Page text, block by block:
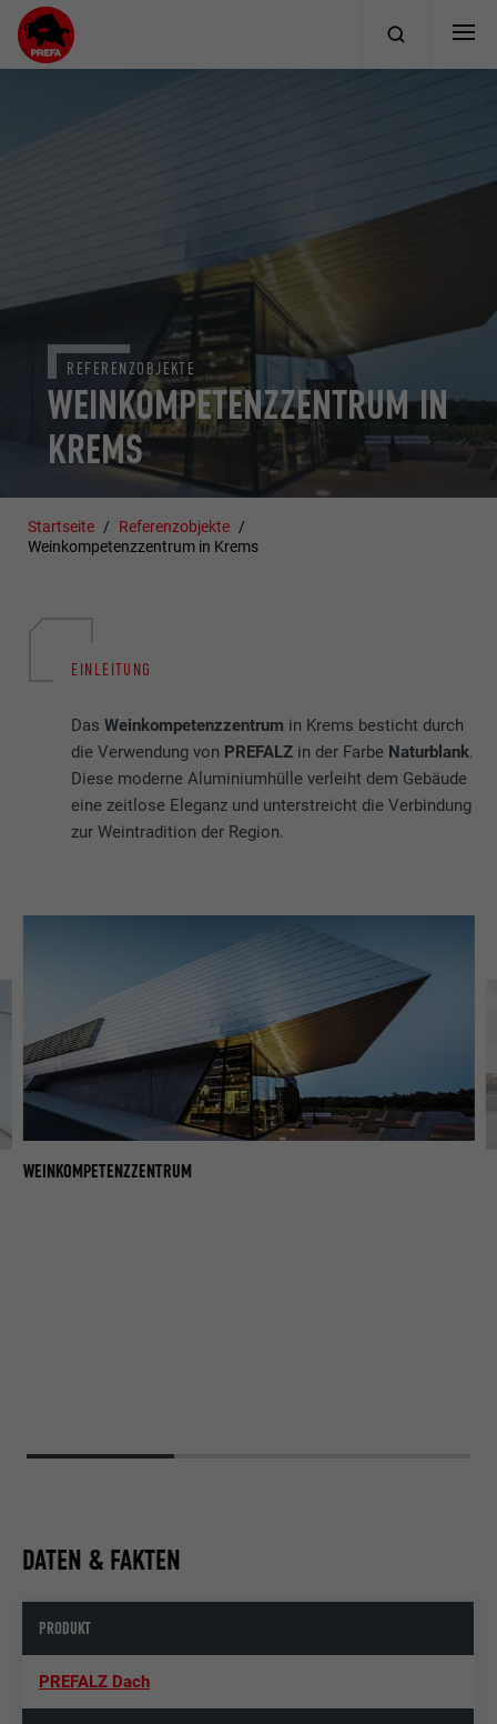
WEINKOMPETENZZENTRUM IN
KREMS
REFERENZOBJEKTE
Startseite
Referenzobjekte
Weinkompetenzzentrum in Krems
EINLEITUNG
DasWeinkompetenzzentrum in Krems besticht durch
die Verwendung von PREFALZ in der Farbe Naturblank.
Diese moderne Aluminiumhülle verleiht dem Gebäude
eine zeitlose Eleganz und unterstreicht die Verbindung
zur Weintradition der Region.
WEINKOMPETENZZENTRUM
DATEN & FAKTEN
PRODUKT
PREFALZ Dach